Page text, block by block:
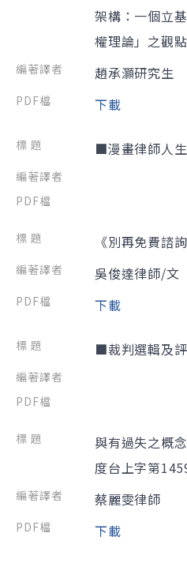
架構：一個立
權理論」之觀點
趙承灝研究生
下載
■漫畫律師人生
《別再免費諮詢
吳俊達律師/文
下載
■裁判選輯及
與有過失之概
度台上字第
蔡麗雯律師
下載